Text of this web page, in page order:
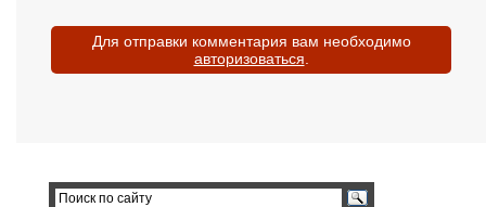
Для отправки комментария вам необходимо
авторизоваться